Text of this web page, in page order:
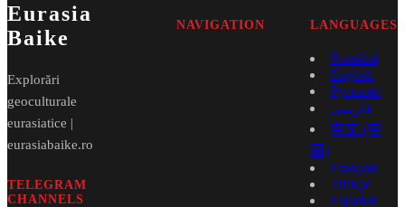
Eurasia
Baike
Explorări
geoculturale
eurasiatice |
eurasiabaike.ro
TELEGRAM
CHANNELS
NAVIGATION LANGUAGES
Română
English
Русский
فارسی
中文 (中
国)
Français
Türkçe
Español